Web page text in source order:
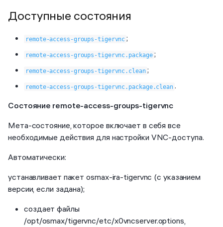
Доступные состояния
remote-access-groups-tigervnc ;
remote-access-groups-tigervnc.package ;
remote-access-groups-tigervnc.clean ;
remote-access-groups-tigervnc.package.clean .
Состояние remote-access-groups-tigervnc
Мета-состояние, которое включает в себя все
необходимые действия для настройки VNC-доступа.
Автоматически:
устанавливает пакет osmax-ira-tigervnc (с указанием
версии, если задана);
создает файлы
/opt/osmax/tigervnc/etc/x0vncserver.options,